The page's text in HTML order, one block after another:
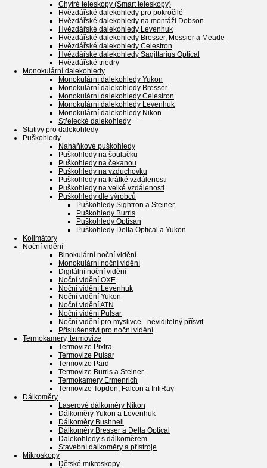
Chytré teleskopy (Smart teleskopy)
Hvězdářské dalekohledy pro pokročilé
Hvězdářské dalekohledy na montáži Dobson
Hvězdářské dalekohledy Levenhuk
Hvězdářské dalekohledy Bresser, Messier a Meade
Hvězdářské dalekohledy Celestron
Hvězdářské dalekohledy Sagittarius Optical
Hvězdářské triedry
Monokulární dalekohledy
Monokulární dalekohledy Yukon
Monokulární dalekohledy Bresser
Monokulární dalekohledy Celestron
Monokulární dalekohledy Levenhuk
Monokulární dalekohledy Nikon
Střelecké dalekohledy
Stativy pro dalekohledy
Puškohledy
Naháňkové puškohledy
Puškohledy na šoulačku
Puškohledy na čekanou
Puškohledy na vzduchovku
Puškohledy na krátké vzdálenosti
Puškohledy na velké vzdálenosti
Puškohledy dle výrobců
Puškohledy Sightron a Steiner
Puškohledy Burris
Puškohledy Optisan
Puškohledy Delta Optical a Yukon
Kolimátory
Noční vidění
Binokulární noční vidění
Monokulární noční vidění
Digitální noční vidění
Noční vidění OXE
Noční vidění Levenhuk
Noční vidění Yukon
Noční vidění ATN
Noční vidění Pulsar
Noční vidění pro myslivce - neviditelný přísvit
Příslušenství pro noční vidění
Termokamery, termovize
Termovize Pixfra
Termovize Pulsar
Termovize Pard
Termovize Burris a Steiner
Termokamery Ermenrich
Termovize Topdon, Falcon a InfiRay
Dálkoměry
Laserové dálkoměry Nikon
Dálkoměry Yukon a Levenhuk
Dálkoměry Bushnell
Dálkoměry Bresser a Delta Optical
Dalekohledy s dálkoměrem
Stavební dálkoměry a přístroje
Mikroskopy
Dětské mikroskopy